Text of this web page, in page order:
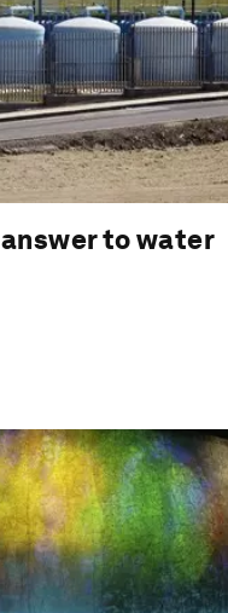
to water